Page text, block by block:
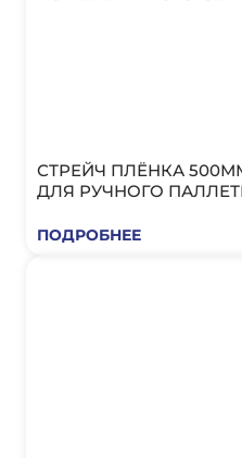
СТРЕЙЧ ПЛЁНКА
ДЛЯ РУЧНОГО
ПОДРОБНЕЕ